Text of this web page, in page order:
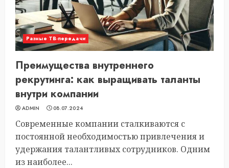
Разные ТВ-передачи
Преимущества внутреннего
рекрутинга: как выращивать таланты
внутри компании
ADMIN 08.07.2024
Современные компании сталкиваются с
постоянной необходимостью привлечения и
удержания талантливых сотрудников. Одним
из наиболее...